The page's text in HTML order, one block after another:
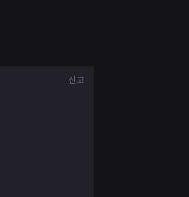
신고